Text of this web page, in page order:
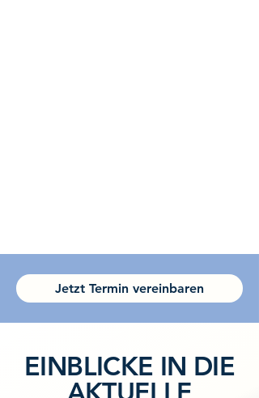
Jetzt Termin vereinbaren
EINBLICKE IN DIE
AKTUELLE